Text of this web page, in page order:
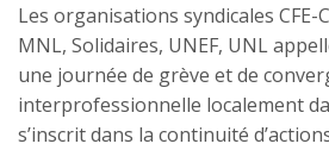
Les organisations syndicales CFE-
MNL, Solidaires, UNEF, UNL
une journée de grève et de
interprofessionnelle localement
s’inscrit dans la continuité